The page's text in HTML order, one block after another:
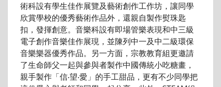
術科設有學生佳作展覽及藝術創作工作坊，讓同學
欣賞學校的優秀藝術作品外，還親自製作熨珠匙
扣，發揮創意。音樂科設有即場管樂表現和中三級
電子創作音樂佳作展現，並陳列中一及中二級環保
音樂樂器優秀作品。另一方面，宗教教育組更邀請
了生命師父一起與參與者製作中國傳統小吃糖畫，
親手製作「信‧望‧愛」的手工甜品，更有不少同學把